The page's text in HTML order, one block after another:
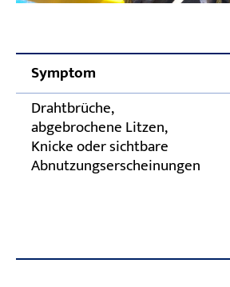
Symptom
Drahtbrüche,
abgebrochene Litzen,
Knicke oder sichtbare
Abnutzungserscheinungen